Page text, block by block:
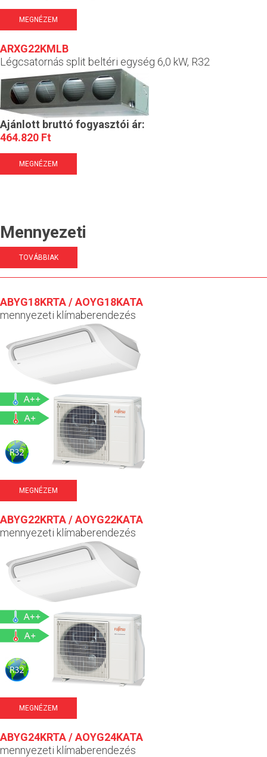
MEGNÉZEM
ARXG22KMLB
Légcsatornás split beltéri egység 6,0 kW, R32
Ajánlott bruttó fogyasztói ár:
464.820 Ft
MEGNÉZEM
Mennyezeti
TOVÁBBIAK
ABYG18KRTA / AOYG18KATA
mennyezeti klímaberendezés
MEGNÉZEM
ABYG22KRTA / AOYG22KATA
mennyezeti klímaberendezés
MEGNÉZEM
ABYG24KRTA / AOYG24KATA
mennyezeti klímaberendezés